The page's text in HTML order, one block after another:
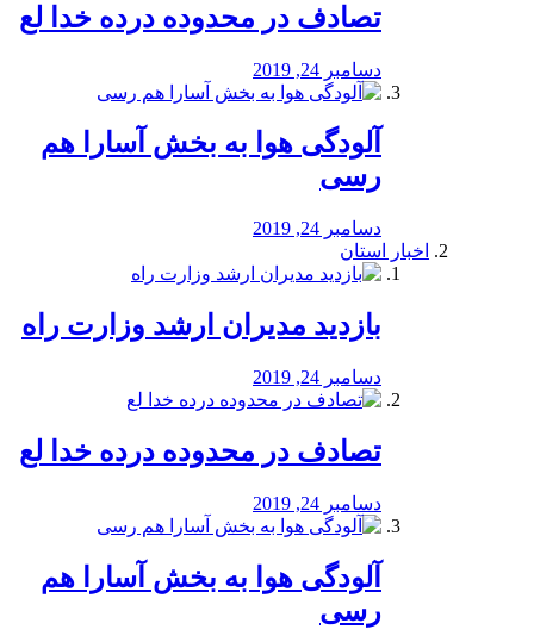
تصادف در محدوده درده خدا لع
دسامبر 24, 2019
آلودگی هوا به بخش آسارا هم
رسی
دسامبر 24, 2019
اخبار استان
بازدید مدیران ارشد وزارت راه
دسامبر 24, 2019
تصادف در محدوده درده خدا لع
دسامبر 24, 2019
آلودگی هوا به بخش آسارا هم
رسی